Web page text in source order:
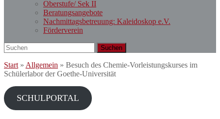
Oberstufe/ Sek II
Beratungsangebote
Nachmittagsbetreuung: Kaleidoskop e.V.
Förderverein
Search
for:
Suchen
Start » Allgemein » Besuch des Chemie-Vorleistungskurses im
Schülerlabor der Goethe-Universität
SCHULPORTAL